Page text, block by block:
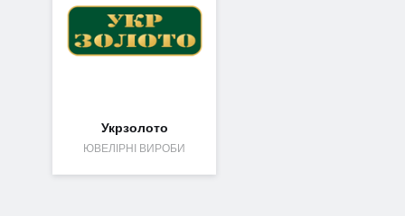
Укрзолото
ЮВЕЛІРНІ ВИРОБИ